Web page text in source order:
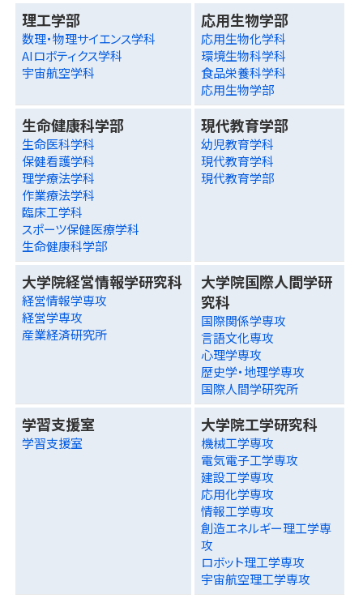
理工学部
数理・物理サイエンス学科
AIロボティクス学科
宇宙航空学科
応用生物学部
応用生物化学科
環境生物科学科
食品栄養科学科
応用生物学部
生命健康科学部
生命医科学科
保健看護学科
理学療法学科
作業療法学科
臨床工学科
スポーツ保健医療学科
生命健康科学部
現代教育学部
幼児教育学科
現代教育学科
現代教育学部
大学院経営情報学研究科
経営情報学専攻
経営学専攻
産業経済研究所
大学院国際人間学研
究科
国際関係学専攻
言語文化専攻
心理学専攻
歴史学・地理学専攻
国際人間学研究所
学習支援室
学習支援室
大学院工学研究科
機械工学専攻
電気電子工学専攻
建設工学専攻
応用化学専攻
情報工学専攻
創造エネルギー理工学専
攻
ロボット理工学専攻
宇宙航空理工学専攻